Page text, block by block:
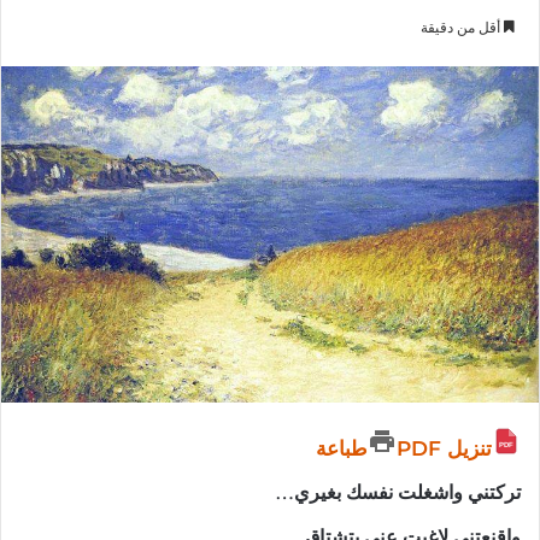
أقل من دقيقة
تنزيل PDF طباعة
تركتني واشغلت نفسك بغيري…